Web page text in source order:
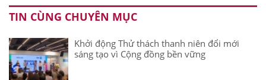
TIN CÙNG CHUYÊN MỤC
Khởi động Thử thách thanh niên đổi mới
sáng tạo vì Cộng đồng bền vững